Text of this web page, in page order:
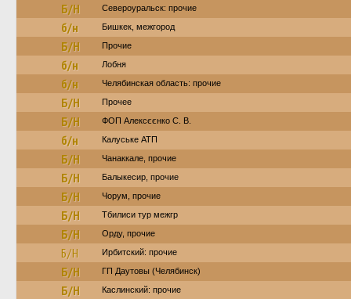
Б/Н Североуральск: прочие
б/н Бишкек, межгород
Б/Н Прочие
б/н Лобня
б/н Челябинская область: прочие
Б/Н Прочее
Б/Н ФОП Алексєєнко С. В.
б/н Калуське АТП
Б/Н Чанаккале, прочие
Б/Н Балыкесир, прочие
Б/Н Чорум, прочие
Б/Н Тбилиси тур межгр
Б/Н Орду, прочие
Б/Н Ирбитский: прочие
Б/Н ГП Даутовы (Челябинск)
Б/Н Каслинский: прочие